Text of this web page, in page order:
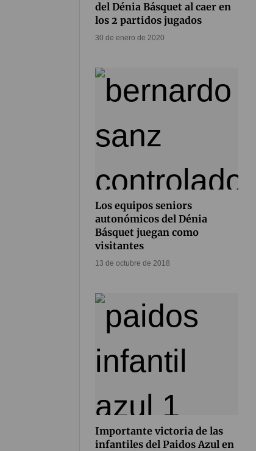
del Dénia Básquet al caer en
los 2 partidos jugados
30 de enero de 2020
Los equipos seniors
autonómicos del Dénia
Básquet juegan como
visitantes
13 de octubre de 2018
Importante victoria de las
infantiles del Paidos Azul en